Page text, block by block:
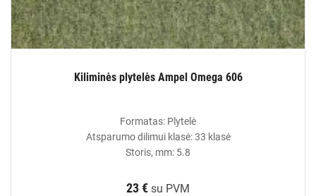
Kiliminės plytelės Ampel Omega 606
Formatas: Plytelė
Atsparumo dilimui klasė: 33 klasė
Storis, mm: 5.8
23 € su PVM